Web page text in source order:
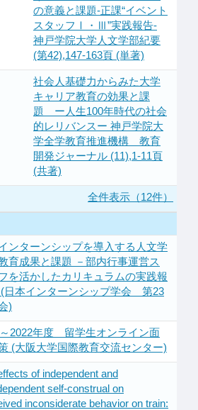
の意義と課題-正課“イベント
スタッフⅠ・Ⅲ”実践報告-
神戸学院大学人文学部紀要
(第42),147-163頁 (単著)
社会人基礎力からみた大学
キャリア教育の効果と課
題 ー人生100年時代の社会
的レリバンスー 神戸学院大
学全学教育推進機構 教育
開発ジャーナル (11),1-11頁
(共著)
全件表示（12件）
ンターンシップを導入する人文学
育成果と課題 －部内行事運営ス
を活かしたカリキュラムの実践報
日本インターンシップ学会 第23
)
2022年度 留学生オンライン面
(大阪大学国際教育交流センター)
of independent and
self-construal on
inconsiderate behavior on train: